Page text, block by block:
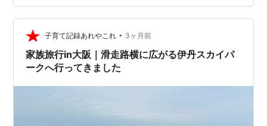
か、展望台や子ども向けのアスレチック、展望台などが
あります。この忍者や城攻めをテーマにしたアスレチッ
クが楽しいとインスタでよ…
子育て記録あれやこれ • 3ヶ月前
家族旅行in大阪｜滑走路横に広がる伊丹スカイパ
ークへ行ってきました